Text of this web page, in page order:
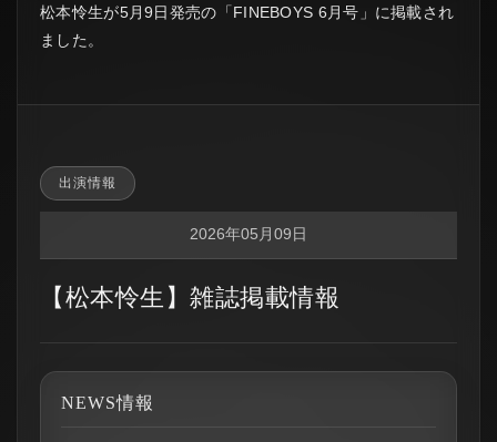
松本怜生が5月9日発売の「FINEBOYS 6月号」に掲載され
ました。
出演情報
2026年05月09日
【松本怜生】雑誌掲載情報
NEWS情報